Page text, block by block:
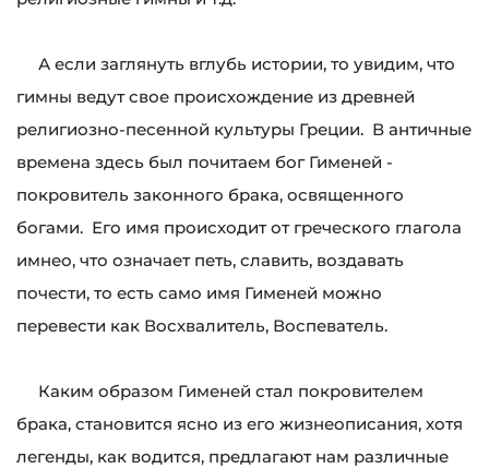
А если заглянуть вглубь истории, то увидим, что
гимны ведут свое происхождение из древней
религиозно-песенной культуры Греции. В античные
времена здесь был почитаем бог Гименей -
покровитель законного брака, освященного
богами. Его имя происходит от греческого глагола
имнео, что означает петь, славить, воздавать
почести, то есть само имя Гименей можно
перевести как Восхвалитель, Воспеватель.
Каким образом Гименей стал покровителем
брака, становится ясно из его жизнеописания, хотя
легенды, как водится, предлагают нам различные